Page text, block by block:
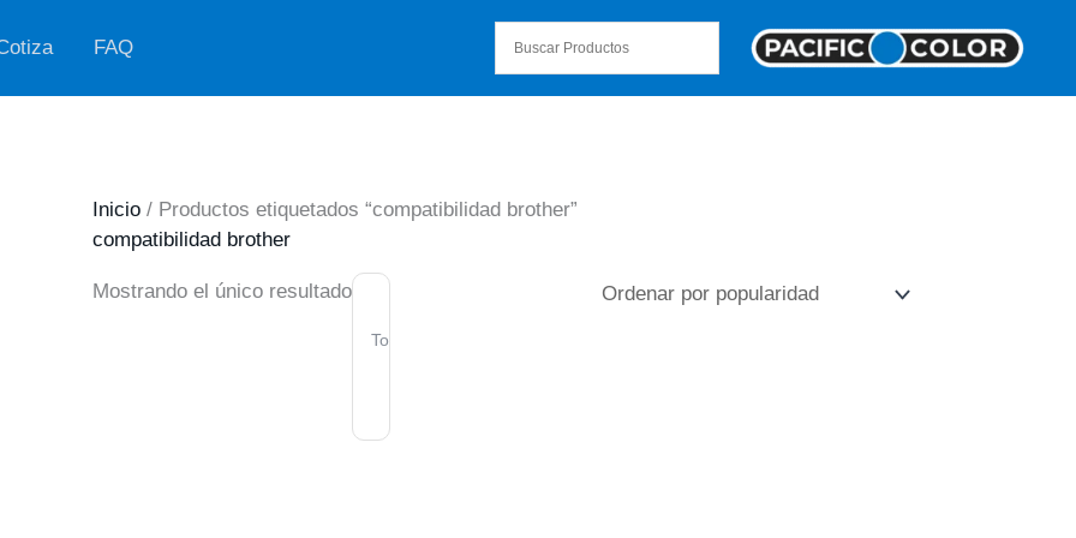
FAQ
Inicio/ Productos etiquetados “compatibilidad brother”
compatibilidad brother
Mostrando el único resultado
Toners